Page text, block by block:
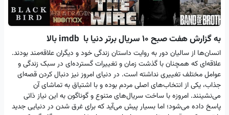
به گزارش هفت صبح 10 سریال برتر دنیا با imdb بالا
انسان‌ها از سالیان دور به روایت داستان زندگی خود و دیگران علاقه‌مند بودند.
علاقه‌ای که همچنان با گذشت زمان و تغییرات گسترده‌ای در سبک زندگی و
عوامل مختلف تغییری نداشته است. در دنیای امروز نیز دنبال کردن قصه‌ای
جذاب، یکی از انتخاب‌های اصلی مردم بوده و با اشتیاق به تماشای آن
می‌نشینند. امروزه با ساخت سریال‌های متنوع و گوناگون به این نیاز ذاتی
پاسخ داده می‌شود؛ اما بسیار پیش می‌آید که برای غرق شدن در دنیایی جدید